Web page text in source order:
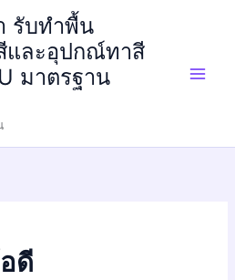
รับทำพื้น
และอุปกณ์ทาสี
มาตรฐาน
ดี